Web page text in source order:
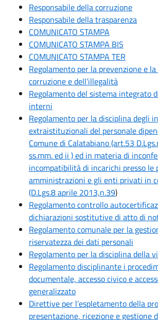
Responsabile della corruzione
Responsabile della trasparenza
COMUNICATO STAMPA
COMUNICATO STAMPA BIS
COMUNICATO STAMPA TER
Regolamento per la prevenzione e
corruzione e dell’illegalità
Regolamento del sistema integrato
interni
Regolamento per la disciplina degli
extraistituzionali del personale
Comune di Calatabiano (art.53
ss.mm. ed ii ) ed in materia di
incompatibilità di incarichi presso le
amministrazioni e gli enti privati in
(D.Lgs.8 aprile 2013,n.39)
Regolamento controllo
dichiarazioni sostitutive di atto di
Regolamento comunale per la
riservatezza dei dati personali
Regolamento per la disciplina della
Regolamento disciplinante i
documentale, accesso civico e
generalizzato
Direttive per l’espletamento della
presentazione, ricezione e gestione